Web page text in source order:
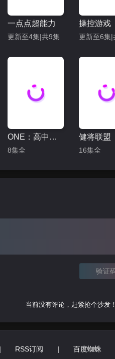
一点点超能力
更新至4集|共9集
操控游戏
ONE：高中英雄们
8集全
健将联盟
16集全
当前没有评论，赶紧抢个沙发！
| RSS订阅 | 百度蜘蛛